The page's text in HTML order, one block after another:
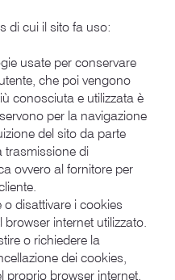
di cui il sito fa uso:
usate per conservare
che poi vengono
conosciuta e utilizzata è
per la navigazione
del sito da parte
trasmissione di
ovvero al fornitore per
disattivare i cookies
internet utilizzato.
o richiedere la
dei cookies,
browser internet.